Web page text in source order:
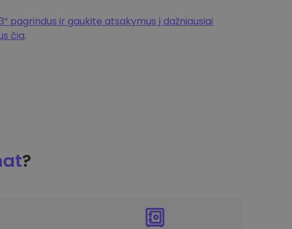
pagrindus ir gaukite atsakymus į dažniausiai
čia.
?